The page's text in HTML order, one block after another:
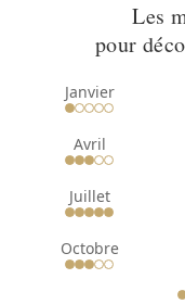
Les
pour
Janvier
Avril
Juillet
Octobre